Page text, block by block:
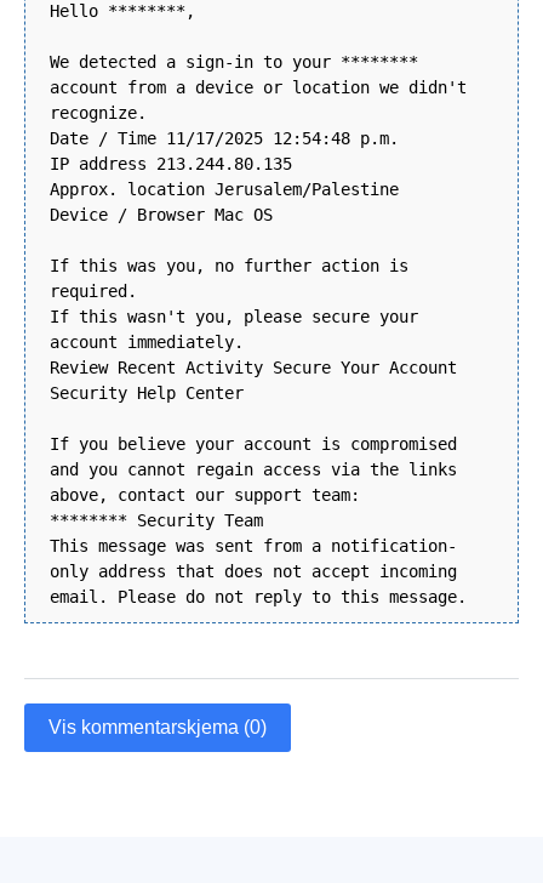
Hello ********,
We detected a sign-in to your ********
account from a device or location we didn't
recognize.
Date / Time 11/17/2025 12:54:48 p.m.
IP address 213.244.80.135
Approx. location Jerusalem/Palestine
Device / Browser Mac OS
If this was you, no further action is
required.
If this wasn't you, please secure your
account immediately.
Review Recent Activity Secure Your Account
Security Help Center
If you believe your account is compromised
and you cannot regain access via the links
above, contact our support team:
******** Security Team
This message was sent from a notification-
only address that does not accept incoming
email. Please do not reply to this message.
Vis kommentarskjema (0)